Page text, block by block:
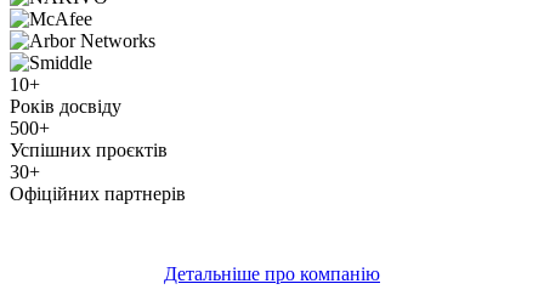
10+
Років досвіду
500+
Успішних проєктів
30+
Офіційних партнерів
Детальніше про компанію